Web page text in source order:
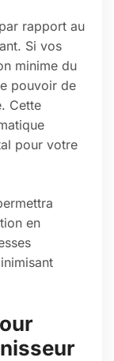
par rapport au
Si vos
minime du
pouvoir de
Cette
pour votre
en